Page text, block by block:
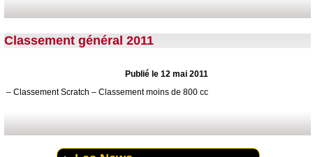
Classement général 2011
Publié le 12 mai 2011
– Classement Scratch – Classement moins de 800 cc